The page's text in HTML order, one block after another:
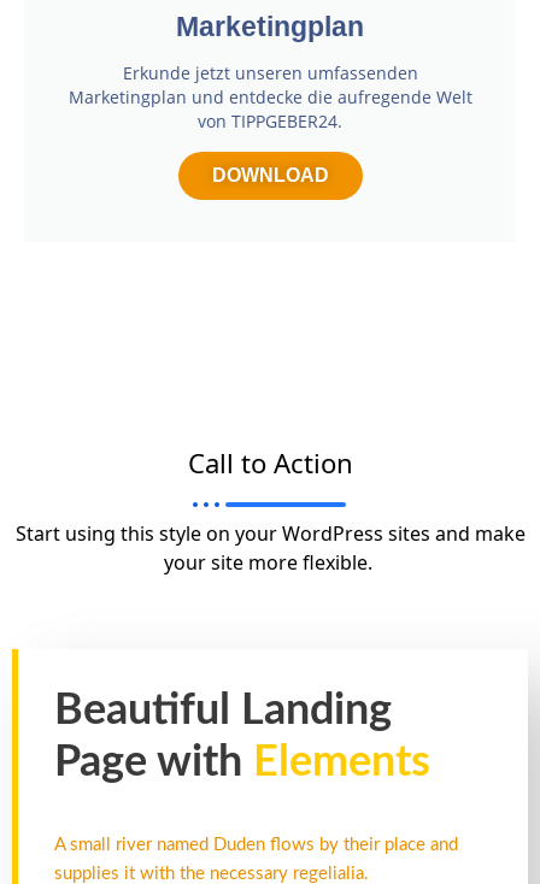
Marketingplan
Erkunde jetzt unseren umfassenden
Marketingplan und entdecke die aufregende Welt
von TIPPGEBER24.
DOWNLOAD
Call to Action
Start using this style on your WordPress sites and make
your site more flexible.
Beautiful Landing
Page with Elements
A small river named Duden flows by their place and
supplies it with the necessary regelialia.